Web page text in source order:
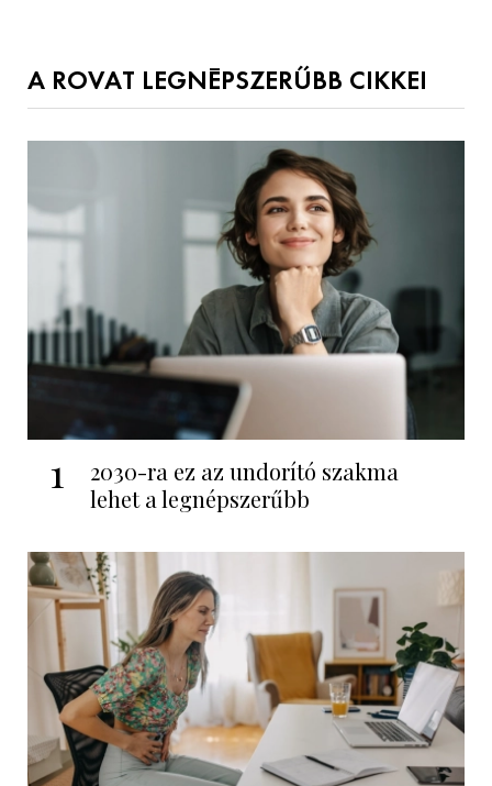
A ROVAT LEGNÉPSZERŰBB CIKKEI
1
2030-ra ez az undorító szakma
lehet a legnépszerűbb